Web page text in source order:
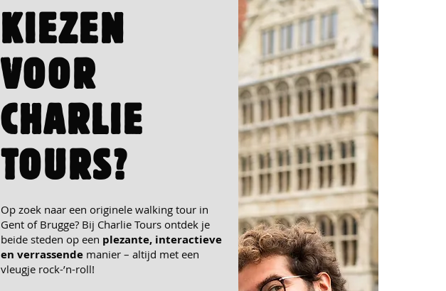
KIEZEN
VOOR
CHARLIE
TOURS?
Op zoek naar een originele walking tour in
Gent of Brugge? Bij Charlie Toursontdek je
beide steden op een plezante, interactieve
en verrassendemanier – altijd met een
vleugje rock-’n-roll!